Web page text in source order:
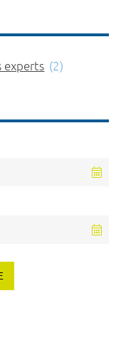
experts (2)